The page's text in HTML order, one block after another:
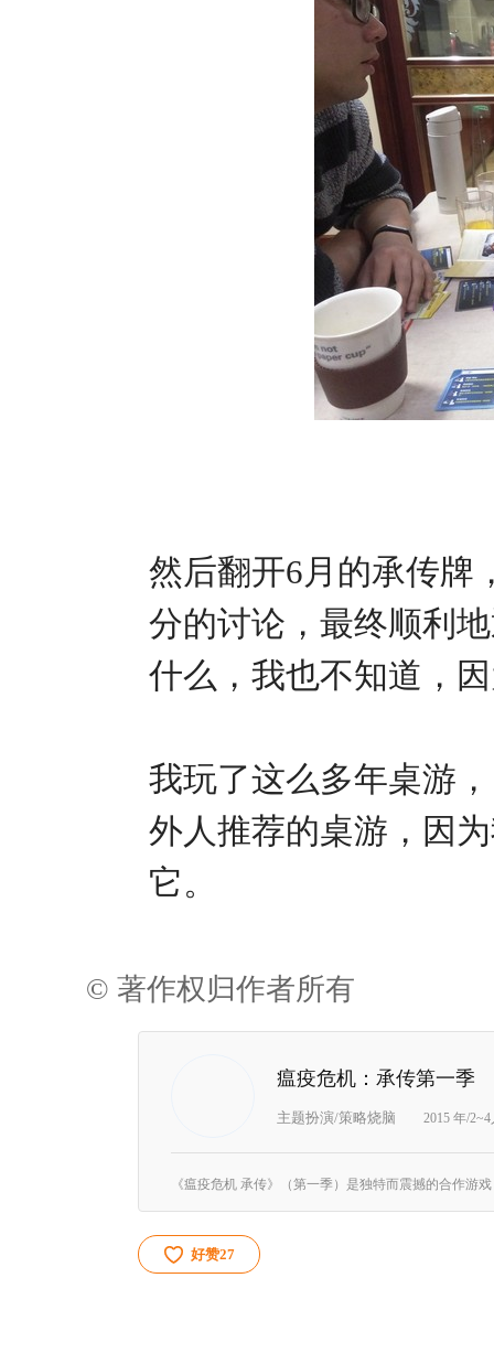
然后翻开6月的承传牌
分的讨论，最终顺利
什么，我也不知道，
我玩了这么多年桌游
外人推荐的桌游，因
它。
© 著作权归作者所有
瘟疫危机：承传第一季
主题扮演/策略烧脑 2015 年/
好赞27